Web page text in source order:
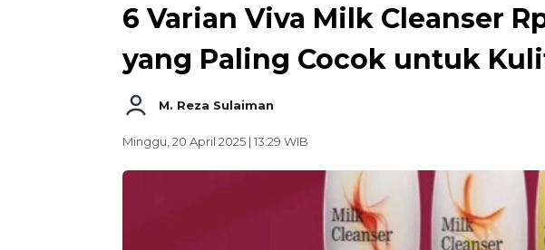
6 Varian Viva Milk Cleanser
yang Paling Cocok untuk
M. Reza Sulaiman
Minggu, 20 April 2025 | 13:29 WIB